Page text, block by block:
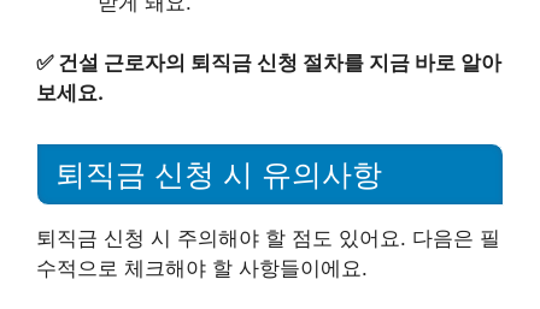
✅ 건설 근로자의 퇴직금 신청 절차를 지금 바로 알아
보세요.
퇴직금 신청 시 유의사항
퇴직금 신청 시 주의해야 할 점도 있어요. 다음은 필
수적으로 체크해야 할 사항들이에요.